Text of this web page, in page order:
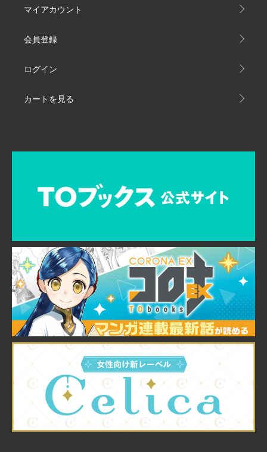
マイアカウント
会員登録
ログイン
カートを見る